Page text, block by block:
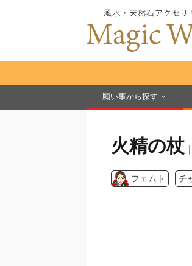
願い事から探す
火精の杖
フェムト チ